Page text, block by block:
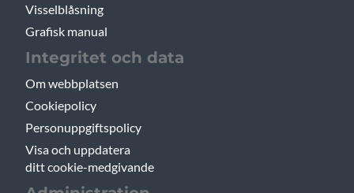
Visselblåsning
Grafisk manual
Integritet och data
Om webbplatsen
Cookiepolicy
Personuppgiftspolicy
Visa och uppdatera
ditt cookie-medgivande